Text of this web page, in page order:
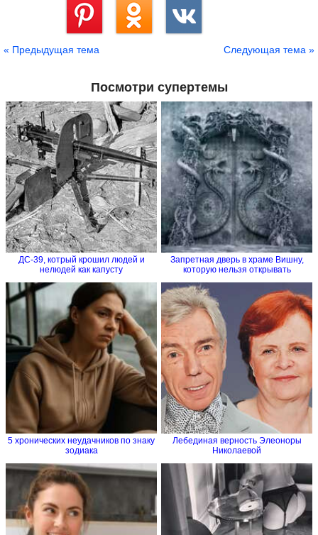
« Предыдущая тема Следующая тема »
Посмотри супертемы
ДС-39, котрый крошил людей и
нелюдей как капусту
Запретная дверь в храме Вишну,
которую нельзя открывать
5 хронических неудачников по знаку
зодиака
Лебединая верность Элеоноры
Николаевой